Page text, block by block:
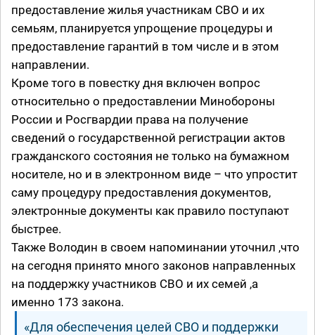
предоставление жилья участникам СВО и их
семьям, планируется упрощение процедуры и
предоставление гарантий в том числе и в этом
направлении.
Кроме того в повестку дня включен вопрос
относительно о предоставлении Минобороны
России и Росгвардии права на получение
сведений о государственной регистрации актов
гражданского состояния не только на бумажном
носителе, но и в электронном виде – что упростит
саму процедуру предоставления документов,
электронные документы как правило поступают
быстрее.
Также Володин в своем напоминании уточнил ,что
на сегодня принято много законов направленных
на поддержку участников СВО и их семей ,а
именно 173 закона.
«Для обеспечения целей СВО и поддержки